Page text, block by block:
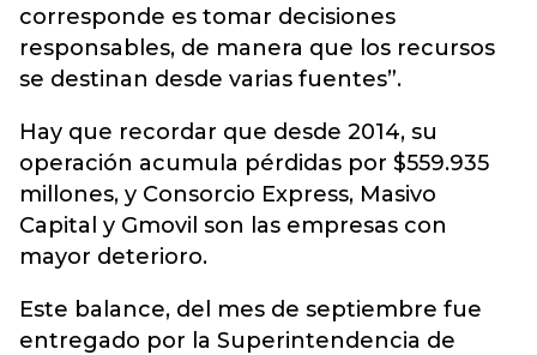
corresponde es tomar decisiones
responsables, de manera que los recursos
se destinan desde varias fuentes”.
Hay que recordar que desde 2014, su
operación acumula pérdidas por $559.935
millones, y Consorcio Express, Masivo
Capital y Gmovil son las empresas con
mayor deterioro.
Este balance, del mes de septiembre fue
entregado por la Superintendencia de